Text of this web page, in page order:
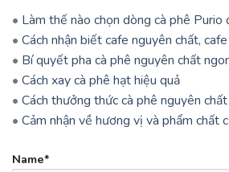
• Làm thế nào chọn dòng cà phê Purio
• Cách nhận biết cafe nguyên chất,
• Bí quyết pha cà phê nguyên chất
• Cách xay cà phê hạt hiệu quả
• Cách thưởng thức cà phê nguyên
• Cảm nhận về hương vị và phẩm chất
Name*